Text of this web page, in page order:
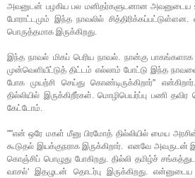
அவனுடன் பழகிய பல மனிதர்களுடனான அவனுடைய
போராட்டமும் இந்த நாவலில்
பொருத்தமாக இருக்கிறது.
இந்த நாவல் மிகப் பெரிய நாவல். நான்கு பாகங்களாக
முன்வெளியீட்டுத் திட்டம் எல்லாம் போட்டு இந்த
போக முயற்சி செய்து கொண்டிருக்கிறார்''
தில்லியில் இருக்கிறீர்கள். மொழிபெயர்ப்பு பணி தவிர
கேட்டோம்.
""என் ஒரே மகள் மீனு பிரமோத் தில்லியில் மைய
கூடுதல் இயக்குநராக இருக்கிறார். எனவே அவருடன்
கொஞ்சிப் பொழுது போகிறது. தில்லி தமிழ்ச்
வாசல்' இதழுடன் தொடர்பு இருக்கிறது.